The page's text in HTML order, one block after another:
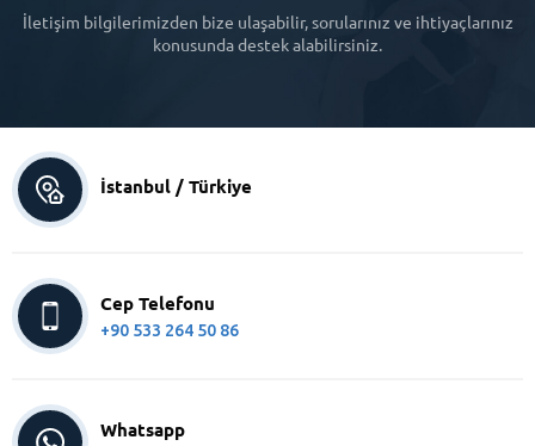
İletişim bilgilerimizden bize ulaşabilir, sorularınız ve ihtiyaçlarınız
konusunda destek alabilirsiniz.
İstanbul / Türkiye
Cep Telefonu
+90 533 264 50 86
Whatsapp